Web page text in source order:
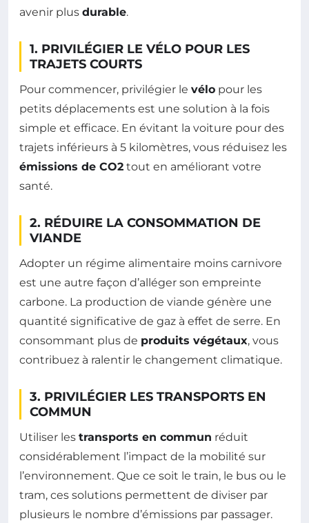
avenir plus durable.
1. PRIVILÉGIER LE VÉLO POUR LES
TRAJETS COURTS
Pour commencer, privilégier le vélo pour les
petits déplacements est une solution à la fois
simple et efficace. En évitant la voiture pour des
trajets inférieurs à 5 kilomètres, vous réduisez les
émissions de CO2 tout en améliorant votre
santé.
2. RÉDUIRE LA CONSOMMATION DE
VIANDE
Adopter un régime alimentaire moins carnivore
est une autre façon d’alléger son empreinte
carbone. La production de viande génère une
quantité significative de gaz à effet de serre. En
consommant plus de produits végétaux, vous
contribuez à ralentir le changement climatique.
3. PRIVILÉGIER LES TRANSPORTS EN
COMMUN
Utiliser les transports en commun réduit
considérablement l’impact de la mobilité sur
l’environnement. Que ce soit le train, le bus ou le
tram, ces solutions permettent de diviser par
plusieurs le nombre d’émissions par passager.